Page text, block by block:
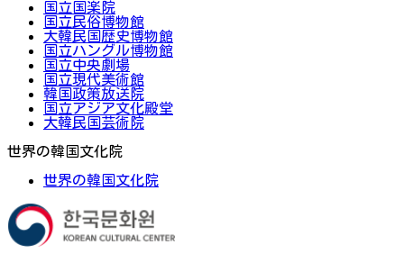
国立国楽院
国立民俗博物館
大韓民国歴史博物館
国立ハングル博物館
国立中央劇場
国立現代美術館
韓国政策放送院
国立アジア文化殿堂
大韓民国芸術院
世界の韓国文化院
世界の韓国文化院